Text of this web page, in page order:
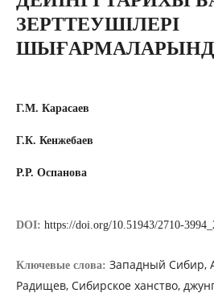
ЗЕРТТЕУШІЛЕРІ
Г.М. Карасаев
Г.К. Кенжебаев
Р.Р. Оспанова
DOI: https://doi.org/10.51943/2710-
Ключевые слова: Западный Сибир,
Радищев, Сибирское ханство,